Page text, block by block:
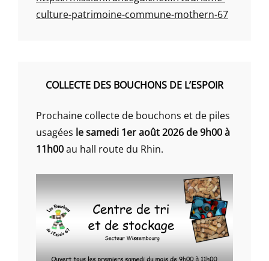
culture-patrimoine-commune-mothern-67
COLLECTE DES BOUCHONS DE L’ESPOIR
Prochaine collecte de bouchons et de piles
usagées le samedi 1er août 2026 de 9h00 à
11h00au hall route du Rhin.